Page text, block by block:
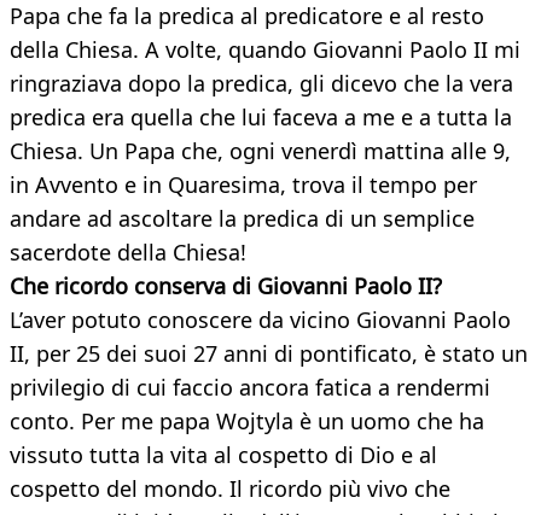
Papa che fa la predica al predicatore e al resto
della Chiesa. A volte, quando Giovanni Paolo II mi
ringraziava dopo la predica, gli dicevo che la vera
predica era quella che lui faceva a me e a tutta la
Chiesa. Un Papa che, ogni venerdì mattina alle 9,
in Avvento e in Quaresima, trova il tempo per
andare ad ascoltare la predica di un semplice
sacerdote della Chiesa!
Che ricordo conserva di Giovanni Paolo II?
L’aver potuto conoscere da vicino Giovanni Paolo
II, per 25 dei suoi 27 anni di pontificato, è stato un
privilegio di cui faccio ancora fatica a rendermi
conto. Per me papa Wojtyla è un uomo che ha
vissuto tutta la vita al cospetto di Dio e al
cospetto del mondo. Il ricordo più vivo che